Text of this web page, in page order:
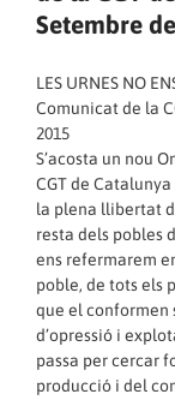
Setembre
LES URNES NO
Comunicat de la
2015
S’acosta un nou
CGT de
la plena llibertat
resta dels pobles
ens refermarem
poble, de tots els
que el conformen
d’opressió i
passa per cercar
producció i del